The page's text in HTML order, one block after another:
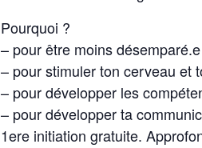
Pourquoi ?
– pour être moins
– pour stimuler ton cerveau et
– pour développer les
– pour développer ta
1ere initiation gratuite.